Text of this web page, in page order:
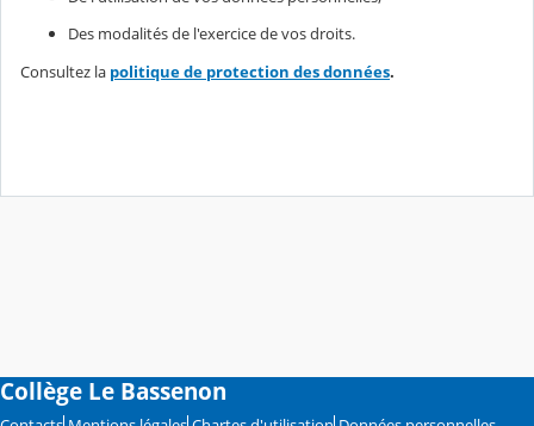
Des modalités de l'exercice de vos droits.
Consultez la politique de protection des données.
Collège Le Bassenon